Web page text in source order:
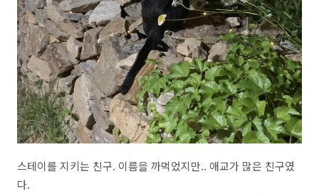
스테이를 지키는 친구. 이름을 까먹었지만.. 애교가 많은 친구였
다.